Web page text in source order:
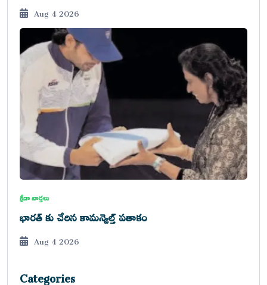
Aug 4 2026
క్రీడా వార్తలు
భారత్ కు చేరిన కామన్వెల్త్ పతాకం
Aug 4 2026
Categories